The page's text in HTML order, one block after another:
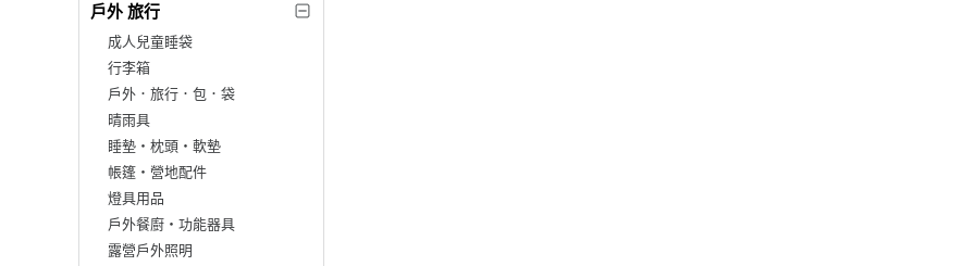
戶外 旅行
成人兒童睡袋
行李箱
戶外．旅行．包．袋
晴雨具
睡墊‧枕頭‧軟墊
帳篷‧營地配件
燈具用品
戶外餐廚‧功能器具
露營戶外照明